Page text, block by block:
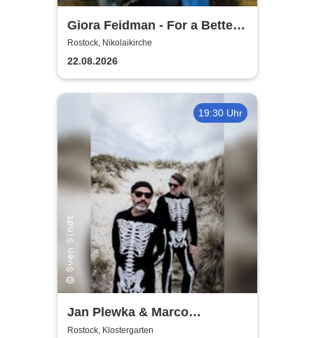
Giora Feidman - For a Better
World
Rostock, Nikolaikirche
22.08.2026
19:30 Uhr
Jan Plewka & Marco
Schmedtje - Between the
Rostock, Klostergarten